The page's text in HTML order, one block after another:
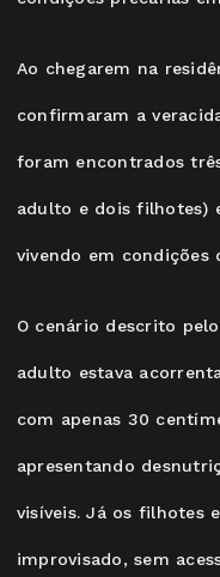
Ao chegarem na
confirmaram a
foram encontrados
adulto e dois filhotes)
vivendo em condições
O cenário descrito
adulto estava
com apenas 30
apresentando
visíveis. Já os filhotes
improvisado, sem